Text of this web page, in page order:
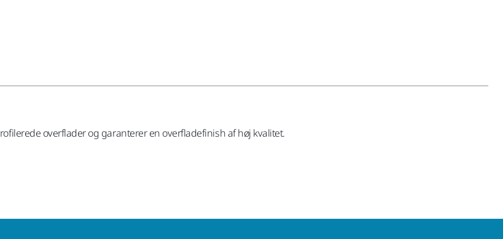
overflader og garanterer en overfladefinish af høj kvalitet.